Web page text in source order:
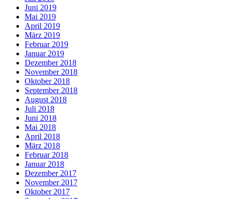
Juni 2019
Mai 2019
April 2019
März 2019
Februar 2019
Januar 2019
Dezember 2018
November 2018
Oktober 2018
September 2018
August 2018
Juli 2018
Juni 2018
Mai 2018
April 2018
März 2018
Februar 2018
Januar 2018
Dezember 2017
November 2017
Oktober 2017